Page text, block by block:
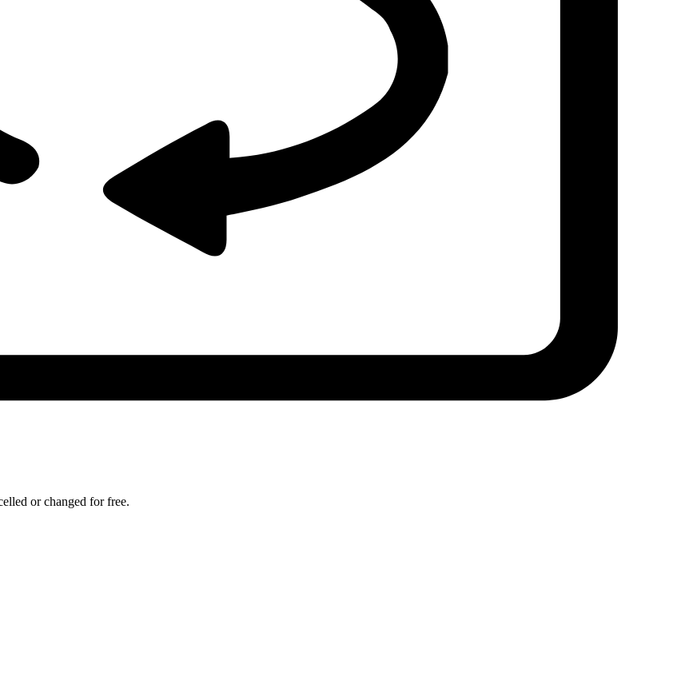
or changed for free.